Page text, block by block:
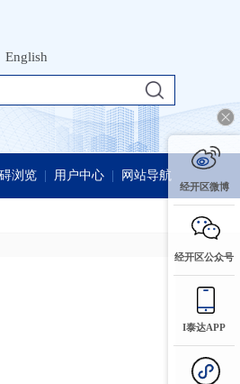
English
浏览 用户中心 网站导航
经开区微博
经开区公众号
I泰达APP